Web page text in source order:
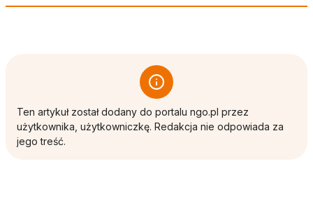
Ten artykuł został dodany do portalu ngo.pl przez
użytkownika, użytkowniczkę. Redakcja nie odpowiada za
jego treść.